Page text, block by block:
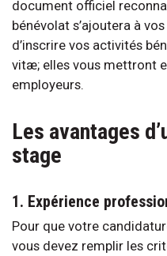
document officiel
bénévolat s’ajoutera à
d’inscrire vos activités
vitæ; elles vous mettront
employeurs.
Les avantages
stage
1. Expérience
Pour que votre
vous devez remplir les